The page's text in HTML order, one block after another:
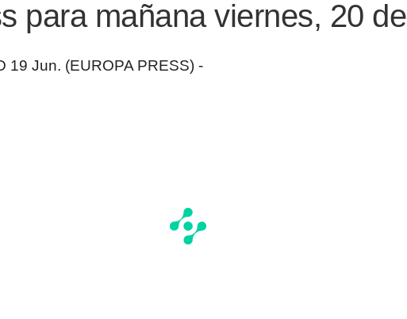
para mañana viernes, 20
19 Jun. (EUROPA PRESS) -